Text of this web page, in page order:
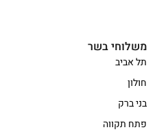
משלוחי בשר
תל אביב
חולון
בני ברק
פתח תקווה